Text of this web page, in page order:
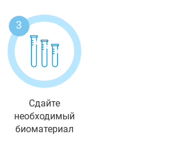
3
Сдайте
необходимый
биоматериал